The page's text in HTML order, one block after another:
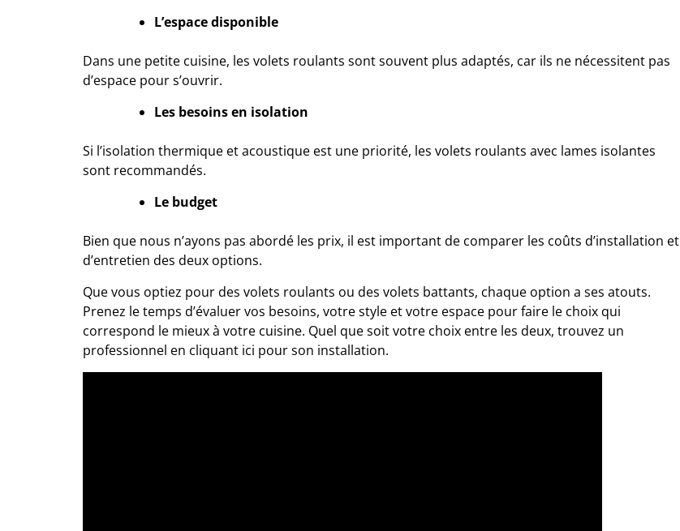
L’espace disponible
Dans une petite cuisine, les volets roulants sont souvent plus adaptés, car ils ne nécessitent pas
d’espace pour s’ouvrir.
Les besoins en isolation
Si l’isolation thermique et acoustique est une priorité, les volets roulants avec lames isolantes
sont recommandés.
Le budget
Bien que nous n’ayons pas abordé les prix, il est important de comparer les coûts d’installation et
d’entretien des deux options.
Que vous optiez pour des volets roulants ou des volets battants, chaque option a ses atouts.
Prenez le temps d’évaluer vos besoins, votre style et votre espace pour faire le choix qui
correspond le mieux à votre cuisine. Quel que soit votre choix entre les deux, trouvez un
professionnel en cliquant ici pour son installation.